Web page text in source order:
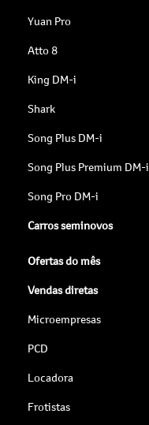
Yuan Pro
Atto 8
King DM-i
Shark
Song Plus DM-i
Song Plus Premium DM-i
Song Pro DM-i
Carros seminovos
Ofertas do mês
Vendas diretas
Microempresas
PCD
Locadora
Frotistas